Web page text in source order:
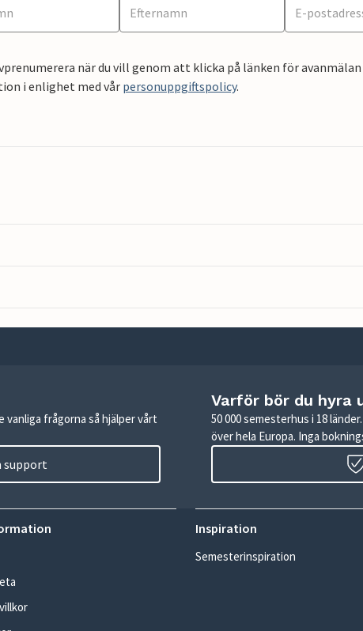
när du vill genom att klicka på länken för
i enlighet med vårpersonuppgiftspolicy.
frågorna så hjälper vårt
support
Varför bör du hyra
50 000 semesterhus i 18
över hela Europa. Inga
Inspiration
Semesterinspiration